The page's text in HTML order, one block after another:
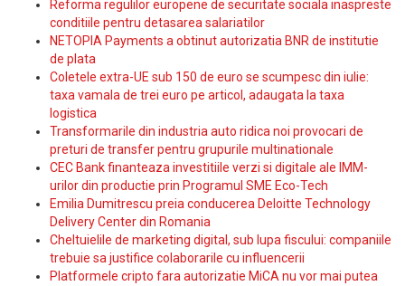
Reforma regulilor europene de securitate sociala inaspreste
conditiile pentru detasarea salariatilor
NETOPIA Payments a obtinut autorizatia BNR de institutie
de plata
Coletele extra-UE sub 150 de euro se scumpesc din iulie:
taxa vamala de trei euro pe articol, adaugata la taxa
logistica
Transformarile din industria auto ridica noi provocari de
preturi de transfer pentru grupurile multinationale
CEC Bank finanteaza investitiile verzi si digitale ale IMM-
urilor din productie prin Programul SME Eco-Tech
Emilia Dumitrescu preia conducerea Deloitte Technology
Delivery Center din Romania
Cheltuielile de marketing digital, sub lupa fiscului: companiile
trebuie sa justifice colaborarile cu influencerii
Platformele cripto fara autorizatie MiCA nu vor mai putea